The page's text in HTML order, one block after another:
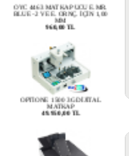
MM
960,00 TL
OPTİONE 1500 3G DİJİTAL
MATKAP
49.950,00 TL